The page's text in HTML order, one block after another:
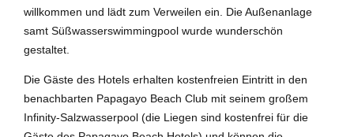
willkommen und lädt zum Verweilen ein. Die Außenanlage
samt Süßwasserswimmingpool wurde wunderschön
gestaltet.
Die Gäste des Hotels erhalten kostenfreien Eintritt in den
benachbarten Papagayo Beach Club mit seinem großem
Infinity-Salzwasserpool (die Liegen sind kostenfrei für die